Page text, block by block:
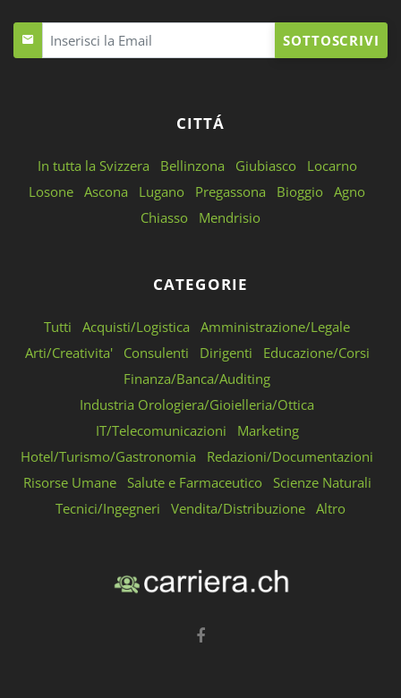
SOTTOSCRIVI
CITTÁ
In tutta la Svizzera Bellinzona Giubiasco
Locarno
Losone Ascona Lugano Pregassona Bioggio Agno
Chiasso
Mendrisio
CATEGORIE
Tutti Acquisti/Logistica
Amministrazione/Legale
Arti/Creativita'
Consulenti Dirigenti
Educazione/Corsi
Finanza/Banca/Auditing
Industria Orologiera/Gioielleria/Ottica
IT/Telecomunicazioni
Marketing
Hotel/Turismo/Gastronomia
Redazioni/Documentazioni
Risorse Umane
Salute e Farmaceutico
Scienze Naturali
Tecnici/Ingegneri
Vendita/Distribuzione Altro